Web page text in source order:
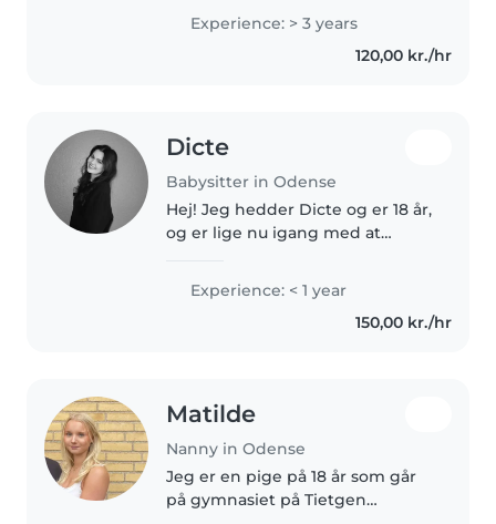
udfordringer men jeg elsker at
passe børn det gør mig glad og
Experience: > 3 years
120,00 kr./hr
Dicte
Babysitter in Odense
Hej! Jeg hedder Dicte og er 18 år,
og er lige nu igang med at
brænder for at arbejde med
børn og vil elske at kunne
bidrage med en masse hjælp,
Experience: < 1 year
150,00 kr./hr
Matilde
Nanny in Odense
Jeg er en pige på 18 år som går
på gymnasiet på Tietgen